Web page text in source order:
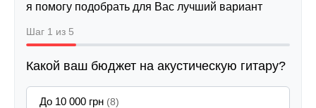
я помогу подобрать для Вас лучший вариант
Шаг 1 из 5
Какой ваш бюджет на акустическую гитару?
До 10 000 грн (8)